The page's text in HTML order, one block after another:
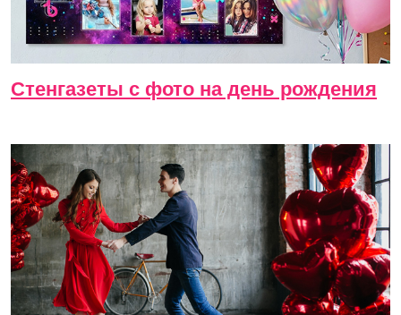
Стенгазеты с фото на день рождения